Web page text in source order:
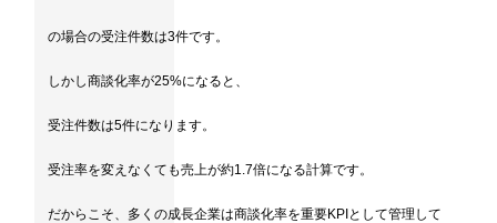
の場合の受注件数は3件です。
しかし商談化率が25%になると、
受注件数は5件になります。
受注率を変えなくても売上が約1.7倍になる計算です。
だからこそ、多くの成長企業は商談化率を重要KPIとして管理して